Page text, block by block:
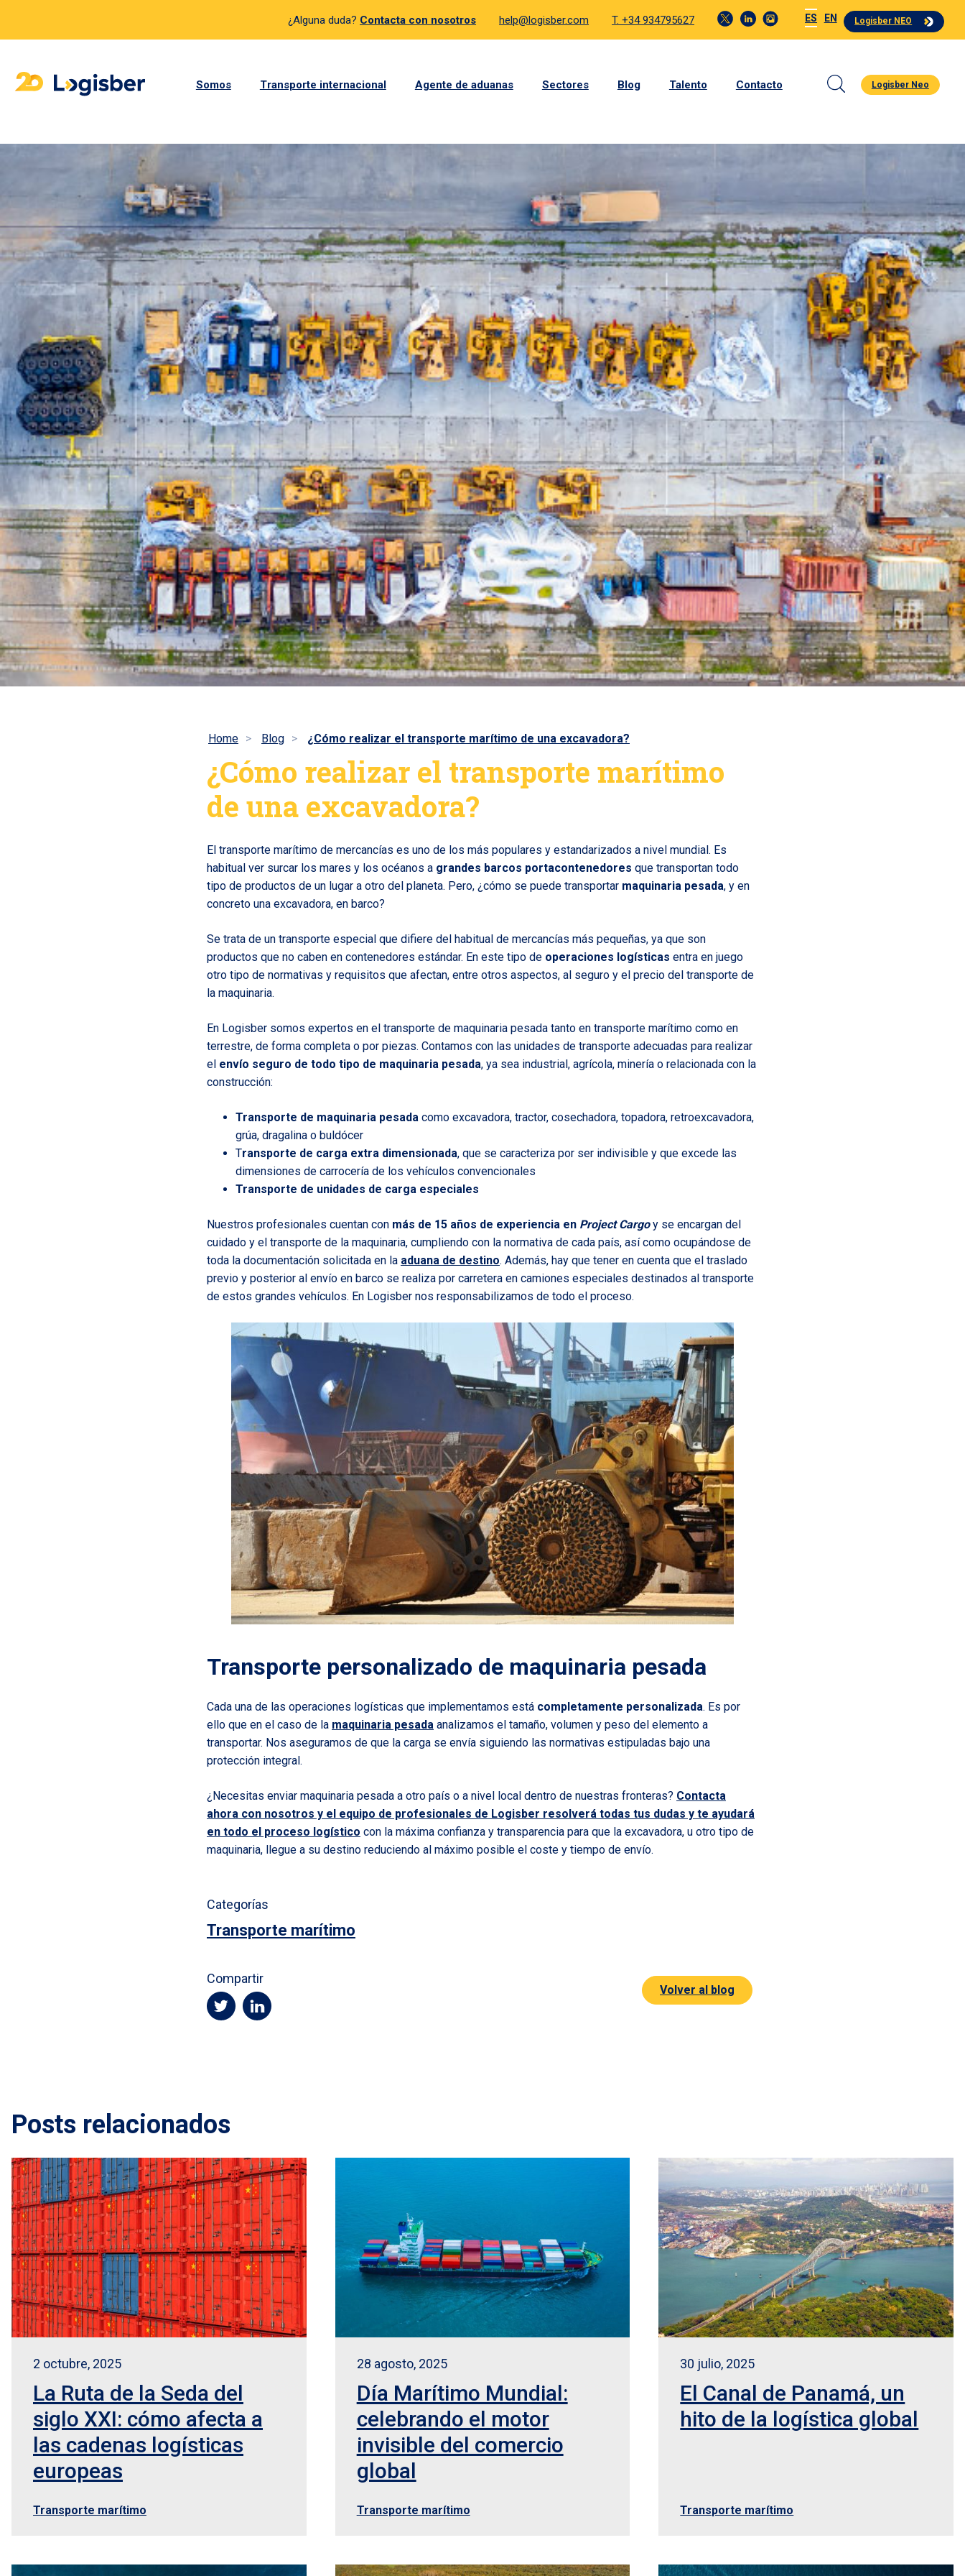
¿Alguna duda? Contacta con nosotros help@logisber.com T. +34 934795627 ES EN Logisber NEO
Somos Transporte internacional Agente de aduanas Sectores Blog Talento Contacto Logisber Neo
Home Blog ¿Cómo realizar el transporte marítimo de una excavadora?
¿Cómo realizar el transporte marítimo
de una excavadora?
El transporte marítimo de mercancías es uno de los más populares y estandarizados a nivel mundial. Es
habitual ver surcar los mares y los océanos a grandes barcos portacontenedores que transportan todo
tipo de productos de un lugar a otro del planeta. Pero, ¿cómo se puede transportar maquinaria pesada, y en
concreto una excavadora, en barco?
Se trata de un transporte especial que difiere del habitual de mercancías más pequeñas, ya que son
productos que no caben en contenedores estándar. En este tipo de operaciones logísticas entra en juego
otro tipo de normativas y requisitos que afectan, entre otros aspectos, al seguro y el precio del transporte de
la maquinaria.
En Logisber somos expertos en el transporte de maquinaria pesada tanto en transporte marítimo como en
terrestre, de forma completa o por piezas. Contamos con las unidades de transporte adecuadas para realizar
el envío seguro de todo tipo de maquinaria pesada, ya sea industrial, agrícola, minería o relacionada con la
construcción:
Transporte de maquinaria pesada como excavadora, tractor, cosechadora, topadora, retroexcavadora,
grúa, dragalina o buldócer
Transporte de carga extra dimensionada, que se caracteriza por ser indivisible y que excede las
dimensiones de carrocería de los vehículos convencionales
Transporte de unidades de carga especiales
Nuestros profesionales cuentan con más de 15 años de experiencia en Project Cargoy se encargan del
cuidado y el transporte de la maquinaria, cumpliendo con la normativa de cada país, así como ocupándose de
toda la documentación solicitada en la aduana de destino. Además, hay que tener en cuenta que el traslado
previo y posterior al envío en barco se realiza por carretera en camiones especiales destinados al transporte
de estos grandes vehículos. En Logisber nos responsabilizamos de todo el proceso.
Transporte personalizado de maquinaria pesada
Cada una de las operaciones logísticas que implementamos está completamente personalizada. Es por
ello que en el caso de la maquinaria pesada analizamos el tamaño, volumen y peso del elemento a
transportar. Nos aseguramos de que la carga se envía siguiendo las normativas estipuladas bajo una
protección integral.
¿Necesitas enviar maquinaria pesada a otro país o a nivel local dentro de nuestras fronteras? Contacta
ahora con nosotros y el equipo de profesionales de Logisber resolverá todas tus dudas y te ayudará
en todo el proceso logístico con la máxima confianza y transparencia para que la excavadora, u otro tipo de
maquinaria, llegue a su destino reduciendo al máximo posible el coste y tiempo de envío.
Categorías
Transporte marítimo
Compartir
Volver al blog
Posts relacionados
2 octubre, 2025
La Ruta de la Seda del
siglo XXI: cómo afecta a
las cadenas logísticas
europeas
Transporte marítimo
28 agosto, 2025
Día Marítimo Mundial:
celebrando el motor
invisible del comercio
global
Transporte marítimo
30 julio, 2025
El Canal de Panamá, un
hito de la logística global
Transporte marítimo